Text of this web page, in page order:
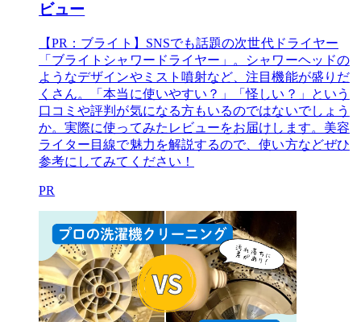
ビュー
【PR：ブライト】SNSでも話題の次世代ドライヤー
「ブライトシャワードライヤー」。シャワーヘッドの
ようなデザインやミスト噴射など、注目機能が盛りだ
くさん。「本当に使いやすい？」「怪しい？」という
口コミや評判が気になる方もいるのではないでしょう
か。実際に使ってみたレビューをお届けします。美容
ライター目線で魅力を解説するので、使い方などぜひ
参考にしてみてください！
PR